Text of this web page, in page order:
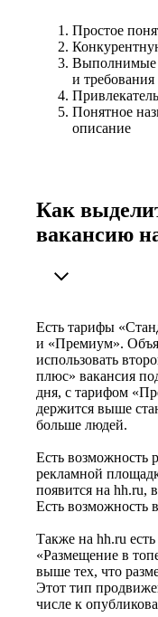
Простое
Выполнимые
и требования
Понятное
описание
Как
вакансию
Есть тарифы
и «Премиум».
использовать
плюс» вакансия
дня, с тарифом
держится выше
больше людей.
Есть возможность
рекламной
появится на hh.ru,
Есть возможность
Также на hh.ru
«Размещение в
выше тех, что
Этот тип
числе к